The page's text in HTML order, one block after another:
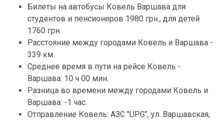
Билеты на автобусы Ковель Варшава для
студентов и пенсионеров 1980 грн., для детей
1760 грн.
Расстояние между городами Ковель и Варшава -
339 км.
Среднее время в пути на рейсе Ковель -
Варшава: 10 ч 00 мин.
Разница во времени между городами Ковель и
Варшава: -1 час.
Отправление Ковель: АЗС "UPG", ул. Варшавская,